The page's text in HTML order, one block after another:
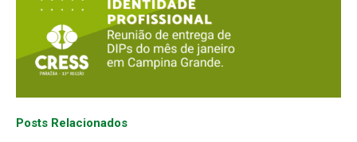
Posts Relacionados